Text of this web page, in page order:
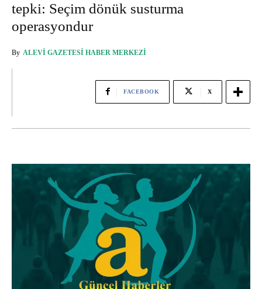
tepki: Seçim dönük susturma
operasyondur
By ALEVI GAZETESI HABER MERKEZI
FACEBOOK X